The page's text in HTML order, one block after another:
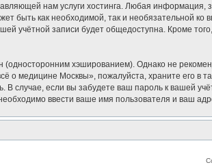
нам услуги хостинга. Любая
быть как необходимой, так и необязательной
учётной записи будет общедоступна. Кроме
хэшированием). Однако не
о медицине Москвы», пожалуйста, храните его в
В случае, если вы забудете ваш пароль к вашей
ввести ваше имя пользователя и ваш